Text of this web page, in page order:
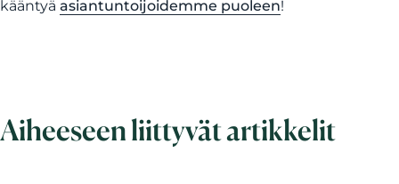
kääntyä asiantuntoijoidemme puoleen!
Aiheeseen liittyvät artikkelit